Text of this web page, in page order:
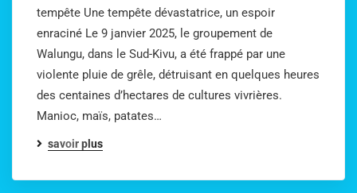
tempête Une tempête dévastatrice, un espoir
enraciné Le 9 janvier 2025, le groupement de
Walungu, dans le Sud-Kivu, a été frappé par une
violente pluie de grêle, détruisant en quelques heures
des centaines d’hectares de cultures vivrières.
Manioc, maïs, patates…
savoir plus